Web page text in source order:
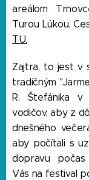
areálom
Turou Lúkou.
TU.
Zajtra, to jest v
tradičným
R. Štefánika v
vodičov, aby z
dnešného
aby počítali s
dopravu počas
Vás na festival